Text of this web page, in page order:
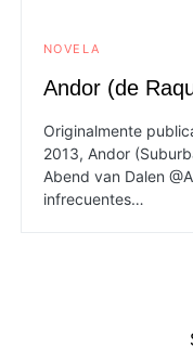
NOVELA
Andor (de
Originalmente
2013, Andor
Abend van Dalen
infrecuentes…